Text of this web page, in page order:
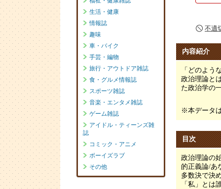
不適
内容紹介
「どのよう
政治理論と
た政治学の
※本データ
目次
政治理論の
的正義論/あ
多数決で決
「私」と